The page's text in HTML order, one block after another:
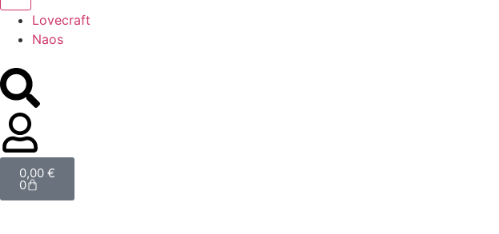
Lovecraft
Naos
0,00 €
0